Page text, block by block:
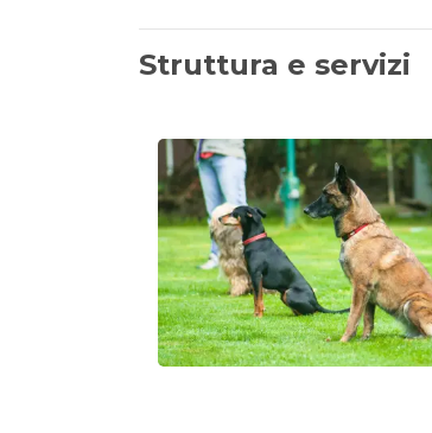
Struttura e servizi